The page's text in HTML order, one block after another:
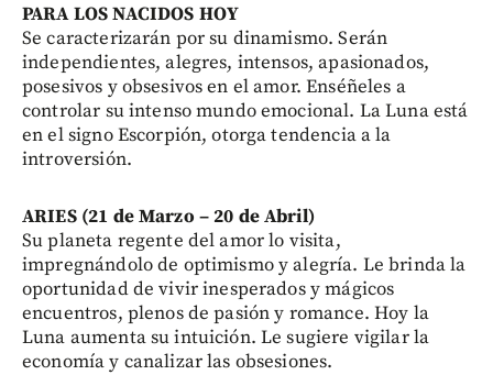
PARA LOS NACIDOS HOY
Se caracterizarán por su dinamismo. Serán
independientes, alegres, intensos, apasionados,
posesivos y obsesivos en el amor. Enséñeles a
controlar su intenso mundo emocional. La Luna está
en el signo Escorpión, otorga tendencia a la
introversión.
ARIES (21 de Marzo – 20 de Abril)
Su planeta regente del amor lo visita,
impregnándolo de optimismo y alegría. Le brinda la
oportunidad de vivir inesperados y mágicos
encuentros, plenos de pasión y romance. Hoy la
Luna aumenta su intuición. Le sugiere vigilar la
economía y canalizar las obsesiones.